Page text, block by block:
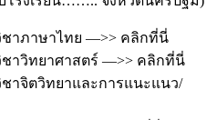
าภาษาไทย —>> คลิกที่นี่
าวิทยาศาสตร์ —>> คลิกที่นี่
าจิตวิทยาและการแนะแนว/